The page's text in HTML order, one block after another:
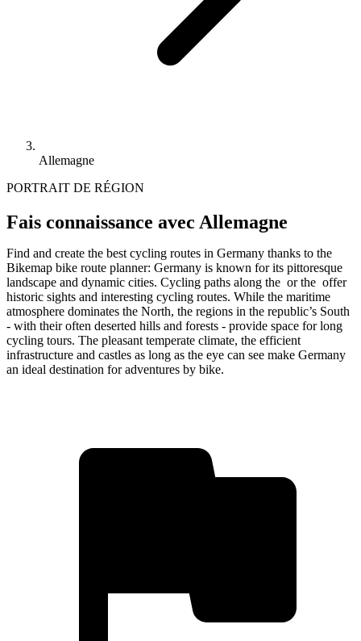
Allemagne
PORTRAIT DE RÉGION
Fais connaissance avec Allemagne
Find and create the best cycling routes in Germany thanks to the
Bikemap bike route planner: Germany is known for its pittoresque
landscape and dynamic cities. Cycling paths along the or the offer
historic sights and interesting cycling routes. While the maritime
atmosphere dominates the North, the regions in the republic’s South
- with their often deserted hills and forests - provide space for long
cycling tours. The pleasant temperate climate, the efficient
infrastructure and castles as long as the eye can see make Germany
an ideal destination for adventures by bike.